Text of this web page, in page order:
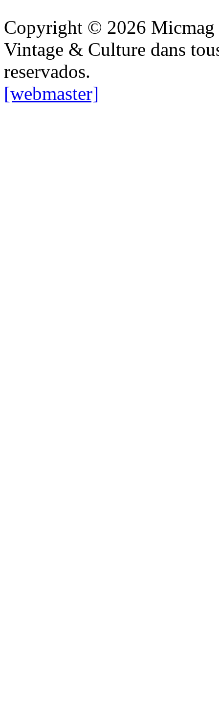
Copyright © 2026 Micmag
Vintage & Culture dans
reservados.
[webmaster]